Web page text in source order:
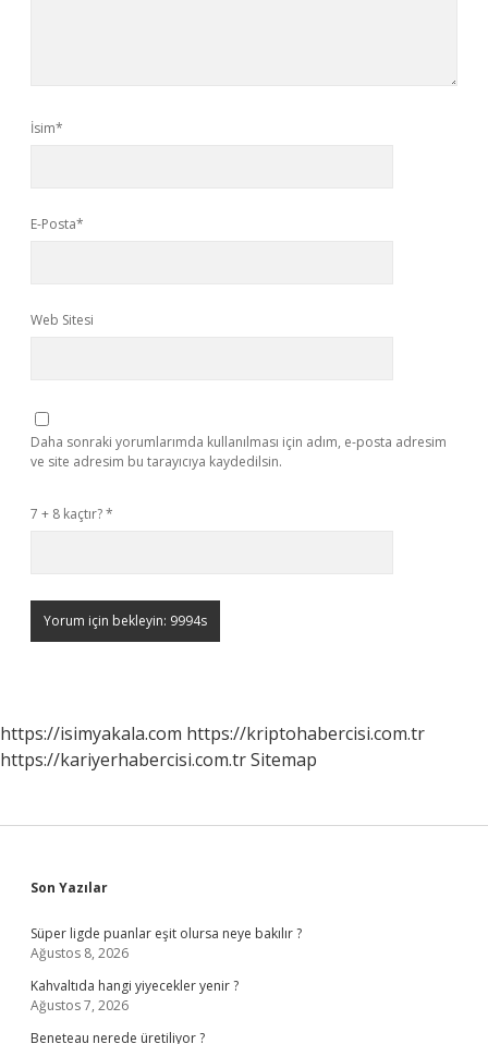
İsim*
E-Posta*
Web Sitesi
Daha sonraki yorumlarımda kullanılması için adım, e-posta adresim
ve site adresim bu tarayıcıya kaydedilsin.
7 + 8 kaçtır?*
https://isimyakala.com https://kriptohabercisi.com.tr
https://kariyerhabercisi.com.trSitemap
Sidebar
Son Yazılar
Süper ligde puanlar eşit olursa neye bakılır ?
Ağustos 8, 2026
Kahvaltıda hangi yiyecekler yenir ?
Ağustos 7, 2026
Beneteau nerede üretiliyor ?